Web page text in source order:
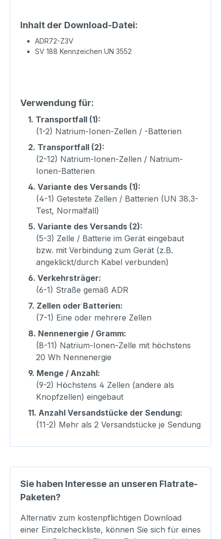
Inhalt der Download-Datei:
ADR72-Z3V
SV 188 Kennzeichen UN 3552
Verwendung für:
1. Transportfall (1):
(1-2) Natrium-Ionen-Zellen / -Batterien
2. Transportfall (2):
(2-12) Natrium-Ionen-Zellen / Natrium-
Ionen-Batterien
4. Variante des Versands (1):
(4-1) Getestete Zellen / Batterien (UN 38.3-
Test, Normalfall)
5. Variante des Versands (2):
(5-3) Zelle / Batterie im Gerät eingebaut
bzw. mit Verbindung zum Gerät (z.B.
angeklickt/durch Kabel verbunden)
6. Verkehrsträger:
(6-1) Straße gemäß ADR
7. Zellen oder Batterien:
(7-1) Eine oder mehrere Zellen
8. Nennenergie / Gramm:
(8-11) Natrium-Ionen-Zelle mit höchstens
20 Wh Nennenergie
9. Menge / Anzahl:
(9-2) Höchstens 4 Zellen (andere als
Knopfzellen) eingebaut
11. Anzahl Versandstücke der Sendung:
(11-2) Mehr als 2 Versandstücke je Sendung
Sie haben Interesse an unseren Flatrate-
Paketen?
Alternativ zum kostenpflichtigen Download
einer Einzelcheckliste, können Sie sich für eines